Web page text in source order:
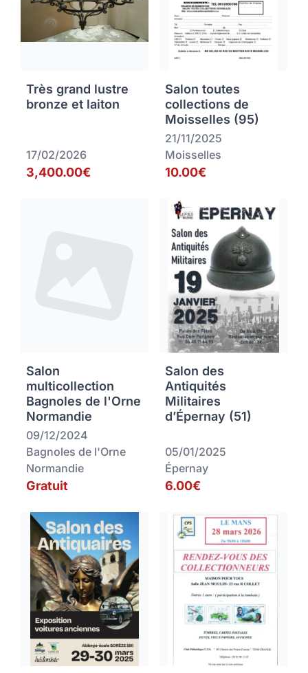
Très grand lustre
bronze et laiton
17/02/2026
3,400.00€
Salon toutes
collections de
Moisselles (95)
21/11/2025
Moisselles
10.00€
Salon
multicollection
Bagnoles de l'Orne
Normandie
09/12/2024
Bagnoles de l'Orne
Normandie
Gratuit
Salon des
Antiquités
Militaires
d’Épernay (51)
05/01/2025
Épernay
6.00€